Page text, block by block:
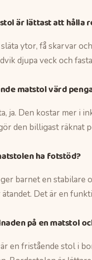
är lättast att hålla
ytor, få skarvar
djupa veck och
matstol värd
ja. Den kostar mer i
den billigast räknat
ha fotstöd?
barnet en stabilare
Det är en
på en matstol
en fristående stol i